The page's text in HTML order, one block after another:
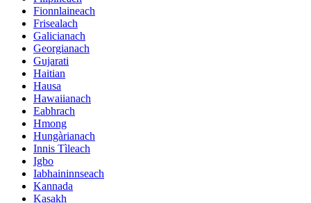
Fionnlaineach
Frisealach
Galicianach
Georgianach
Gujarati
Haitian
Hausa
Hawaiianach
Eabhrach
Hmong
Hungàrianach
Innis Tìleach
Igbo
Iabhaininnseach
Kannada
Kasakh